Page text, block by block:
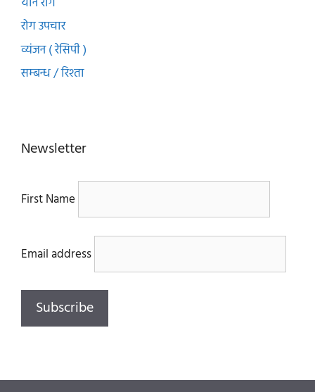
रोग उपचार
व्यंजन ( रेसिपी )
सम्बन्ध / रिश्ता
Newsletter
First Name
Email address